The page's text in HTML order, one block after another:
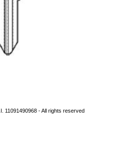
11091490968 - All rights reserved